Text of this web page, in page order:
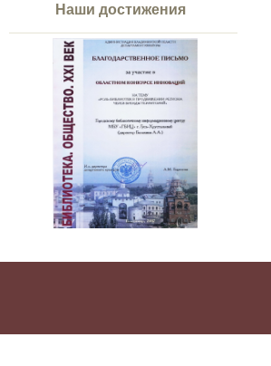
Наши достижения